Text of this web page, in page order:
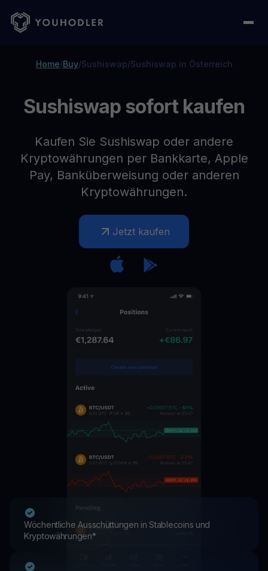
Home/Buy/Sushiswap/Sushiswap in Österreich
Sushiswap sofort kaufen
Kaufen Sie Sushiswap oder andere
Kryptowährungen per Bankkarte, Apple
Pay, Banküberweisung oder anderen
Kryptowährungen.
Jetzt kaufen
Wöchentliche Ausschüttungen in Stablecoins und
Kryptowährungen*